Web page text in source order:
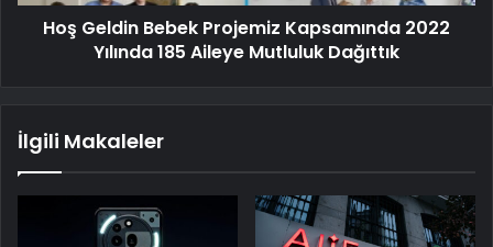
Hoş Geldin Bebek Projemiz Kapsamında 2022
Yılında 185 Aileye Mutluluk Dağıttık
İlgili Makaleler